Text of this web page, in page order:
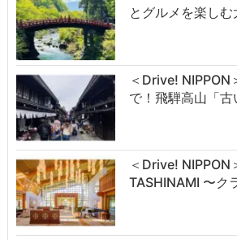
とグルメを楽し
＜Drive! NIPPON
で！飛騨高山「
＜Drive! NIPPON
TASHINAMI 〜ク